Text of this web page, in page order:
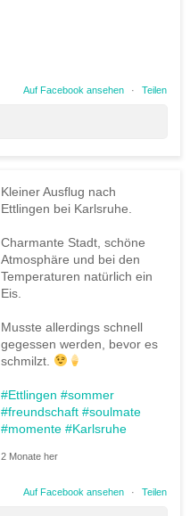
Auf Facebook ansehen · Teilen
Kleiner Ausflug nach
Ettlingen bei Karlsruhe.
Charmante Stadt, schöne
Atmosphäre und bei den
Temperaturen natürlich ein
Eis.
Musste allerdings schnell
gegessen werden, bevor es
schmilzt.
#Ettlingen #sommer
#freundschaft #soulmate
#momente #Karlsruhe
2 Monate her
Auf Facebook ansehen · Teilen